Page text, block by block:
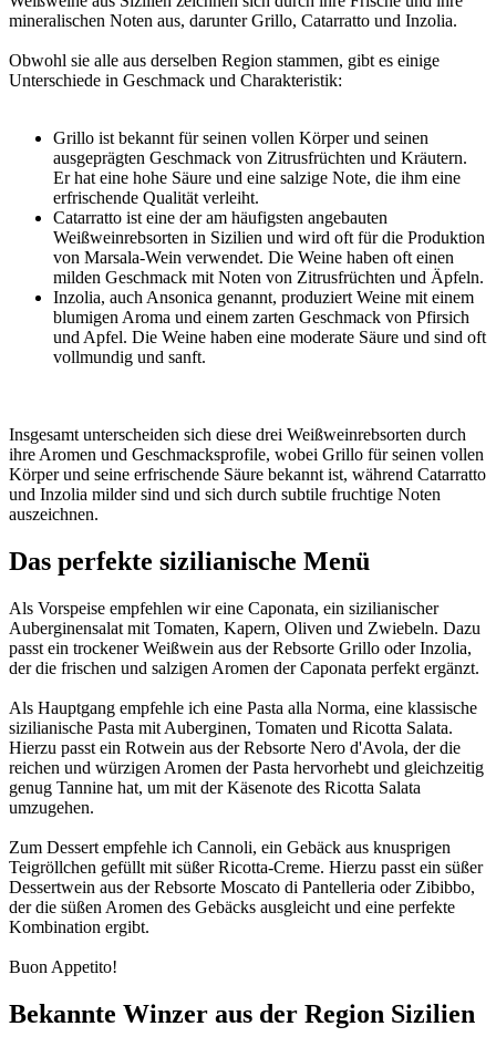
mineralischen Noten aus, darunter Grillo, Catarratto und Inzolia.
Obwohl sie alle aus derselben Region stammen, gibt es einige
Unterschiede in Geschmack und Charakteristik:
Grillo ist bekannt für seinen vollen Körper und seinen
ausgeprägten Geschmack von Zitrusfrüchten und Kräutern.
Er hat eine hohe Säure und eine salzige Note, die ihm eine
erfrischende Qualität verleiht.
Catarratto ist eine der am häufigsten angebauten
Weißweinrebsorten in Sizilien und wird oft für die Produktion
von Marsala-Wein verwendet. Die Weine haben oft einen
milden Geschmack mit Noten von Zitrusfrüchten und Äpfeln.
Inzolia, auch Ansonica genannt, produziert Weine mit einem
blumigen Aroma und einem zarten Geschmack von Pfirsich
und Apfel. Die Weine haben eine moderate Säure und sind oft
vollmundig und sanft.
Insgesamt unterscheiden sich diese drei Weißweinrebsorten durch
ihre Aromen und Geschmacksprofile, wobei Grillo für seinen vollen
Körper und seine erfrischende Säure bekannt ist, während Catarratto
und Inzolia milder sind und sich durch subtile fruchtige Noten
auszeichnen.
Das perfekte sizilianische Menü
Als Vorspeise empfehlen wir eine Caponata, ein sizilianischer
Auberginensalat mit Tomaten, Kapern, Oliven und Zwiebeln. Dazu
passt ein trockener Weißwein aus der Rebsorte Grillo oder Inzolia,
der die frischen und salzigen Aromen der Caponata perfekt ergänzt.
Als Hauptgang empfehle ich eine Pasta alla Norma, eine klassische
sizilianische Pasta mit Auberginen, Tomaten und Ricotta Salata.
Hierzu passt ein Rotwein aus der Rebsorte Nero d'Avola, der die
reichen und würzigen Aromen der Pasta hervorhebt und gleichzeitig
genug Tannine hat, um mit der Käsenote des Ricotta Salata
umzugehen.
Zum Dessert empfehle ich Cannoli, ein Gebäck aus knusprigen
Teigröllchen gefüllt mit süßer Ricotta-Creme. Hierzu passt ein süßer
Dessertwein aus der Rebsorte Moscato di Pantelleria oder Zibibbo,
der die süßen Aromen des Gebäcks ausgleicht und eine perfekte
Kombination ergibt.
Buon Appetito!
Bekannte Winzer aus der Region Sizilien